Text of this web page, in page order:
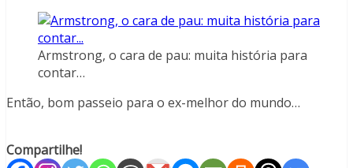
Armstrong, o cara de pau: muita história para
contar…
Então, bom passeio para o ex-melhor do mundo…
Compartilhe!